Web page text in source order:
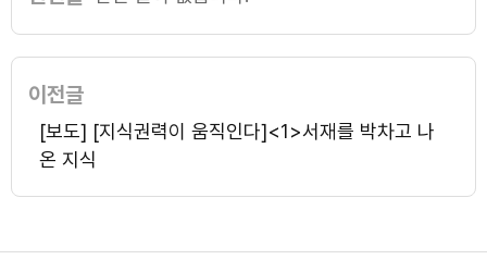
이전글
[보도] [지식권력이 움직인다]<1>서재를 박차고 나
온 지식